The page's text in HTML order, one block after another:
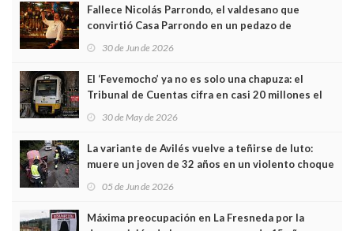
Fallece Nicolás Parrondo, el valdesano que
convirtió Casa Parrondo en un pedazo de
Asturias en Madrid
30 de Jun de 2026
El ‘Fevemocho’ ya no es solo una chapuza: el
Tribunal de Cuentas cifra en casi 20 millones el
sobrecoste de los trenes que no cabían por los
30 de May de 2026
La variante de Avilés vuelve a teñirse de luto:
muere un joven de 32 años en un violento choque
frontal
05 de Jun de 2026
Máxima preocupación en La Fresneda por la